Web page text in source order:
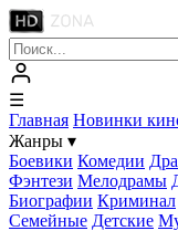
☰
Главная Новинки
Жанры ▾
Боевики Комедии
Фэнтези Мелодрамы
Биографии Криминал
Семейные Детские